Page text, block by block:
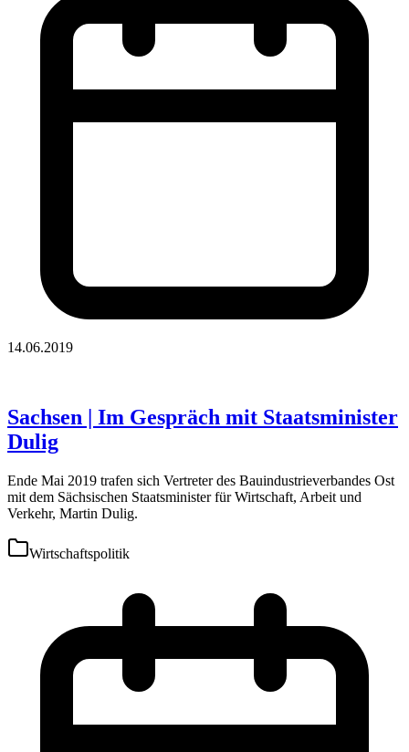
14.06.2019
Sachsen | Im Gespräch mit Staatsminister
Dulig
Ende Mai 2019 trafen sich Vertreter des Bauindustrieverbandes Ost
mit dem Sächsischen Staatsminister für Wirtschaft, Arbeit und
Verkehr, Martin Dulig.
Wirtschaftspolitik